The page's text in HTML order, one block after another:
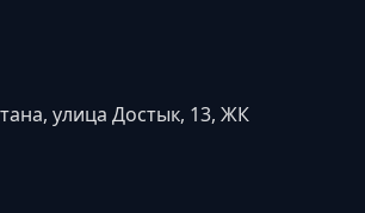
улица Достык, 13, ЖК